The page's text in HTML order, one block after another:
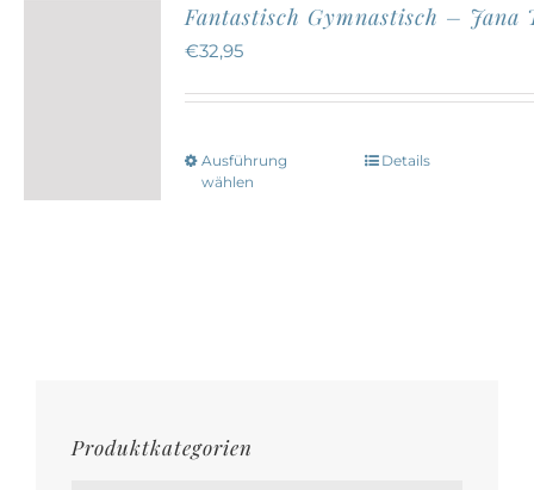
Fantastisch Gymnastisch – Jana
€32,95
Ausführung
wählen
Dieses
Details
Produktkategorien